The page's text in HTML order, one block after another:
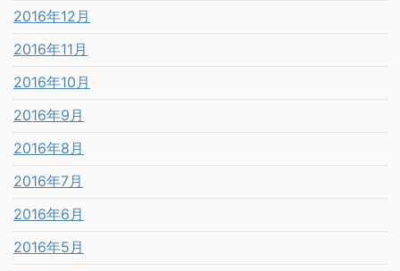
2016年12月
2016年11月
2016年10月
2016年9月
2016年8月
2016年7月
2016年6月
2016年5月